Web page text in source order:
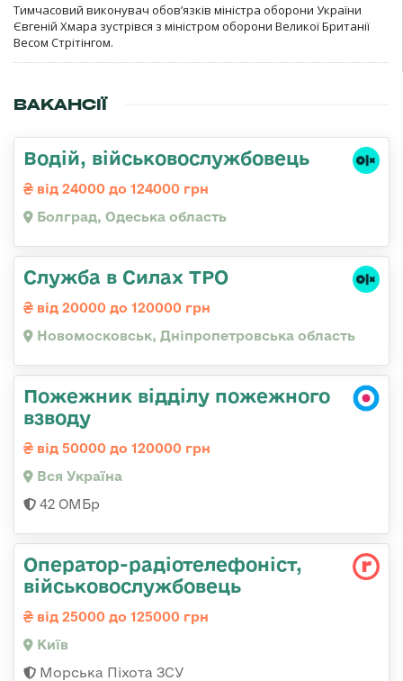
Тимчасовий виконувач обов’язків міністра оборони України
Євгеній Хмара зустрівся з міністром оборони Великої Британії
Весом Стрітінгом.
ВАКАНСІЇ
Водій, військовослужбовець
від 24000 до 124000 грн
Болград, Одеська область
Служба в Силах ТРО
від 20000 до 120000 грн
Новомосковськ, Дніпропетровська область
Пожежник відділу пожежного
взводу
від 50000 до 120000 грн
Вся Україна
42 ОМБр
Оператор-радіотелефоніст,
військовослужбовець
від 25000 до 125000 грн
Київ
Морська Піхота ЗСУ